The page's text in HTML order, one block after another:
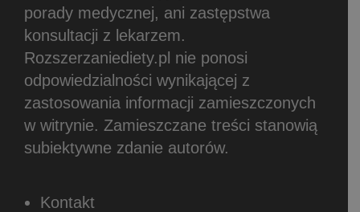
porady medycznej, ani zastępstwa
konsultacji z lekarzem.
Rozszerzaniediety.pl nie ponosi
odpowiedzialności wynikającej z
zastosowania informacji zamieszczonych
w witrynie. Zamieszczane treści stanowią
subiektywne zdanie autorów.
Kontakt